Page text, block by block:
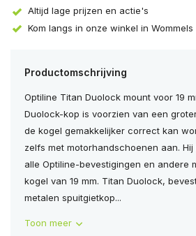
Altijd lage prijzen en actie's
Kom langs in onze winkel in Wommels
Productomschrijving
Optiline Titan Duolock mount voor 19
Duolock-kop is voorzien van een
de kogel gemakkelijker correct kan
zelfs met motorhandschoenen aan.
alle Optiline-bevestigingen en andere
kogel van 19 mm. Titan Duolock,
metalen spuitgietkop...
Toon meer